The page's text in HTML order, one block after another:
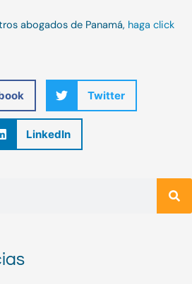
abogados de Panamá, haga click
Twitter
LinkedIn